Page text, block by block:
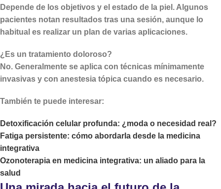
Depende de los objetivos y el estado de la piel. Algunos
pacientes notan resultados tras una sesión, aunque lo
habitual es realizar un plan de varias aplicaciones.
¿Es un tratamiento doloroso?
No. Generalmente se aplica con técnicas mínimamente
invasivas y con anestesia tópica cuando es necesario.
También te puede interesar:
Detoxificación celular profunda: ¿moda o necesidad real?
Fatiga persistente: cómo abordarla desde la medicina
integrativa
Ozonoterapia en medicina integrativa: un aliado para la
salud